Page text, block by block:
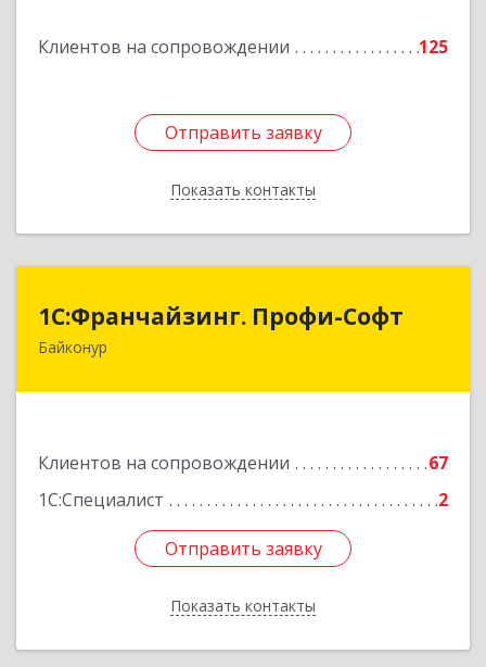
Клиентов на сопровождении 125
Отправить заявку
Показать контакты
Отправить заявку
Назад
1С:Франчайзинг. Профи-Софт
Байконур
Клиентов на сопровождении
67
1С:Специалист
2
Отправить заявку
Показать контакты
1С:Франчайзинг. Профи-Софт
468320, Байконур г, Ленина ул, дом № 10,
Отправить заявку
Назад